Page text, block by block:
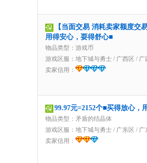
【当面交易 消耗卖家额度交
用得安心，耍得舒心■
物品类型：游戏币
游戏区服： 地下城与勇士 / 广西区 / 广
卖家信用：
99.97元=2152个■买得放心，
物品类型：矛盾的结晶体
游戏区服： 地下城与勇士 / 广东区 / 广
卖家信用：